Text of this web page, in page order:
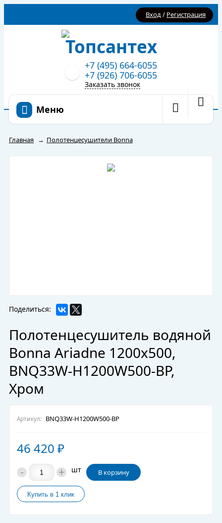
Вход/ Регистрация
+7 (495) 664-6055
+7 (926) 706-6055
Заказать звонок
Меню
Главная → Полотенцесушители Bonna
Поделиться:
Полотенцесушитель водяной
Bonna Ariadne 1200x500,
BNQ33W-H1200W500-BP,
Хром
Артикул: BNQ33W-H1200W500-BP
46 420 ₽
- + шт В корзину